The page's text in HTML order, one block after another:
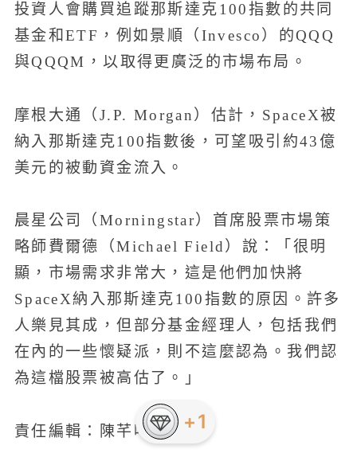
投資人會購買追蹤那斯達克100指數的共同
基金和ETF，例如景順（Invesco）的QQQ
與QQQM，以取得更廣泛的市場布局。
摩根大通（J.P. Morgan）估計，SpaceX被
納入那斯達克100指數後，可望吸引約43億
美元的被動資金流入。
晨星公司（Morningstar）首席股票市場策
略師費爾德（Michael Field）說：「很明
顯，市場需求非常大，這是他們加快將
SpaceX納入那斯達克100指數的原因。許多
人樂見其成，但部分基金經理人，包括我們
在內的一些懷疑派，則不這麼認為。我們認
為這檔股票被高估了。」
責任編輯：陳芊吟